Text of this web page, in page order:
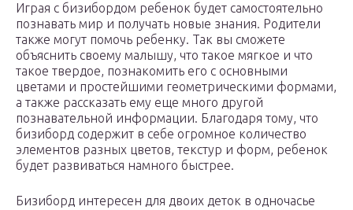
Играя с бизибордом ребенок будет самостоятельно
познавать мир и получать новые знания. Родители
также могут помочь ребенку. Так вы сможете
объяснить своему малышу, что такое мягкое и что
такое твердое, познакомить его с основными
цветами и простейшими геометрическими формами,
а также рассказать ему еще много другой
познавательной информации. Благодаря тому, что
бизиборд содержит в себе огромное количество
элементов разных цветов, текстур и форм, ребенок
будет развиваться намного быстрее.
Бизиборд интересен для двоих деток в одночасье